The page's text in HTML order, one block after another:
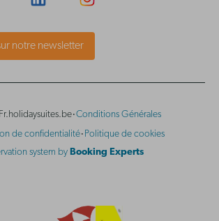
notre newsletter
·Conditions Générales
de confidentialité· Politique de cookies
system by Booking Experts